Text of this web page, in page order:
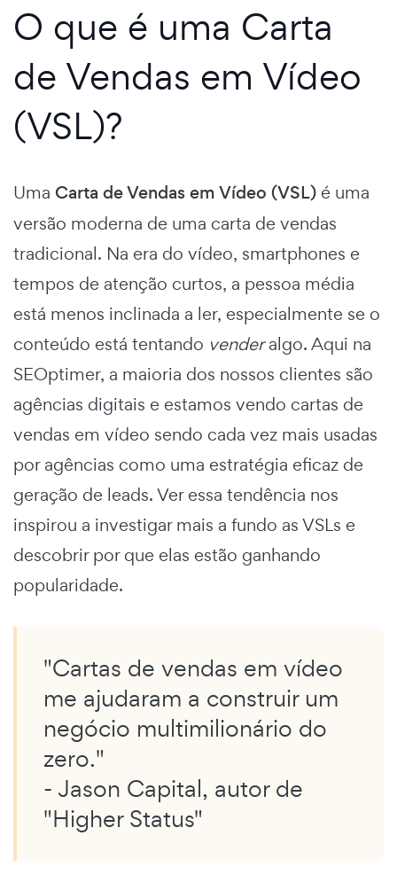
O que é uma Carta
de Vendas em Vídeo
(VSL)?
Uma Carta de Vendas em Vídeo (VSL) é uma
versão moderna de uma carta de vendas
tradicional. Na era do vídeo, smartphones e
tempos de atenção curtos, a pessoa média
está menos inclinada a ler, especialmente se o
conteúdo está tentando venderalgo. Aqui na
SEOptimer, a maioria dos nossos clientes são
agências digitais e estamos vendo cartas de
vendas em vídeo sendo cada vez mais usadas
por agências como uma estratégia eficaz de
geração de leads. Ver essa tendência nos
inspirou a investigar mais a fundo as VSLs e
descobrir por que elas estão ganhando
popularidade.
"Cartas de vendas em vídeo
me ajudaram a construir um
negócio multimilionário do
zero."
- Jason Capital, autor de
"Higher Status"